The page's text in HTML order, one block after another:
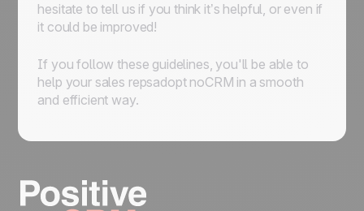
hesitate to tell us if you think it’s helpful, or even if
it could be improved!
If you follow these guidelines, you'll be able to
help your sales repsadopt noCRM in a smooth
and efficient way.